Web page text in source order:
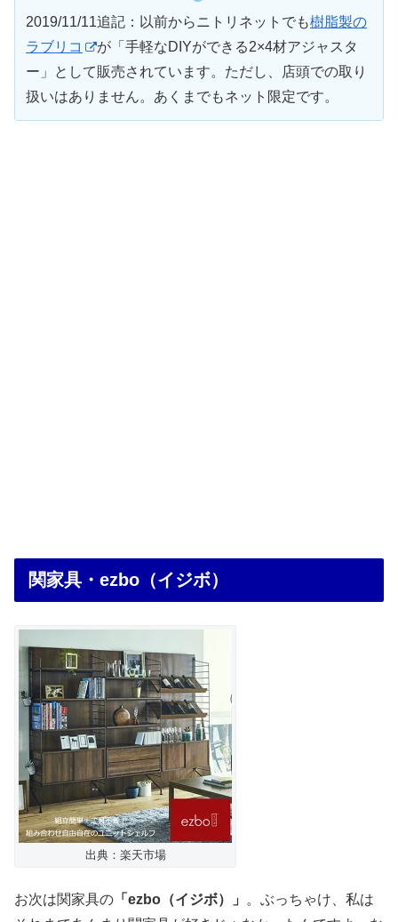
2019/11/11追記：以前からニトリネットでも樹脂製の
ラブリコ
が「手軽なDIYができる2×4材アジャスタ
ー」として販売されています。ただし、店頭での取り
扱いはありません。あくまでもネット限定です。
関家具・ezbo（イジボ）
出典：楽天市場
お次は関家具の 「ezbo（イジボ）」
。ぶっちゃけ、私は